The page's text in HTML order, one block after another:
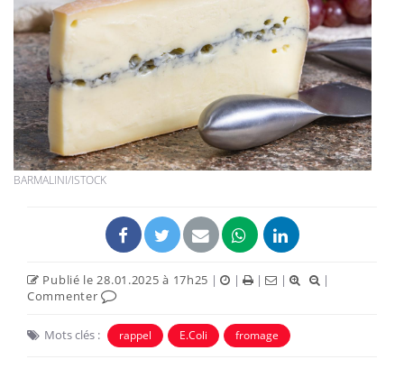
BARMALINI/ISTOCK
Publié le 28.01.2025 à 17h25 | | | |
|
Commenter
Mots clés : rappel E.Coli fromage